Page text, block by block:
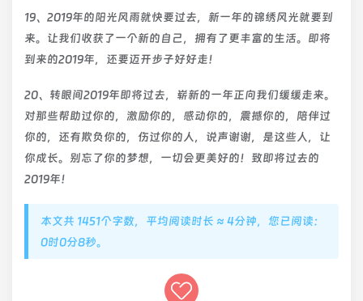
19、2019年的阳光风雨就快要过去，新一年的锦绣风光就要到
来。让我们收获了一个新的自己，拥有了更丰富的生活。即将
到来的2019年，还要迈开步子好好走！
20、转眼间2019年即将过去，崭新的一年正向我们缓缓走来。
对那些帮助过你的，激励你的，感动你的，震撼你的，陪伴过
你的，还有欺负你的，伤过你的人，说声谢谢，是这些人，让
你成长。别忘了你的梦想，一切会更美好的！致即将过去的
2019年！
本文共 1451个字数，平均阅读时长 ≈ 4分钟，您已阅读：
0时0分8秒。